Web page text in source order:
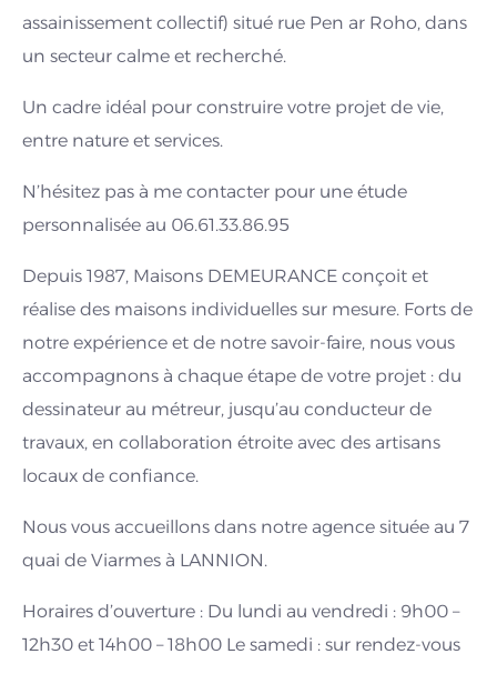
assainissement collectif) situé rue Pen ar Roho, dans
un secteur calme et recherché.
Un cadre idéal pour construire votre projet de vie,
entre nature et services.
N’hésitez pas à me contacter pour une étude
personnalisée au 06.61.33.86.95
Depuis 1987, Maisons DEMEURANCE conçoit et
réalise des maisons individuelles sur mesure. Forts de
notre expérience et de notre savoir-faire, nous vous
accompagnons à chaque étape de votre projet : du
dessinateur au métreur, jusqu’au conducteur de
travaux, en collaboration étroite avec des artisans
locaux de confiance.
Nous vous accueillons dans notre agence située au 7
quai de Viarmes à LANNION.
Horaires d’ouverture : Du lundi au vendredi : 9h00 –
12h30 et 14h00 – 18h00 Le samedi : sur rendez-vous